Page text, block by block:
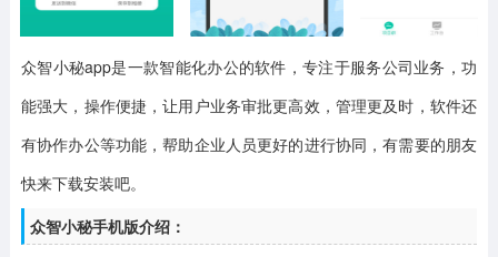
众智小秘app是一款智能化办公的软件，专注于服务公司业务，功
能强大，操作便捷，让用户业务审批更高效，管理更及时，软件还
有协作办公等功能，帮助企业人员更好的进行协同，有需要的朋友
快来下载安装吧。
众智小秘手机版介绍：